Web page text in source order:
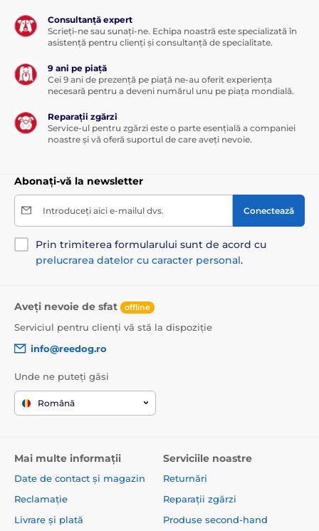
Consultanță expert
Scrieți-ne sau sunați-ne. Echipa noastră este specializată în
asistență pentru clienți și consultanță de specialitate.
9 ani pe piață
Cei 9 ani de prezență pe piață ne-au oferit experiența
necesară pentru a deveni numărul unu pe piața mondială.
Reparații zgărzi
Service-ul pentru zgărzi este o parte esențială a companiei
noastre și vă oferă suportul de care aveți nevoie.
Abonați-vă la newsletter
Introduceți aici e-mailul dvs. Conectează
Prin trimiterea formularului sunt de acord cu
prelucrarea datelor cu caracter personal.
Aveți nevoie de sfat offline
Serviciul pentru clienți vă stă la dispoziție
info@reedog.ro
Unde ne puteți găsi
Română
Mai multe informații
Date de contact și magazin
Reclamație
Livrare și plată
Serviciile noastre
Returnări
Reparații zgărzi
Produse second-hand